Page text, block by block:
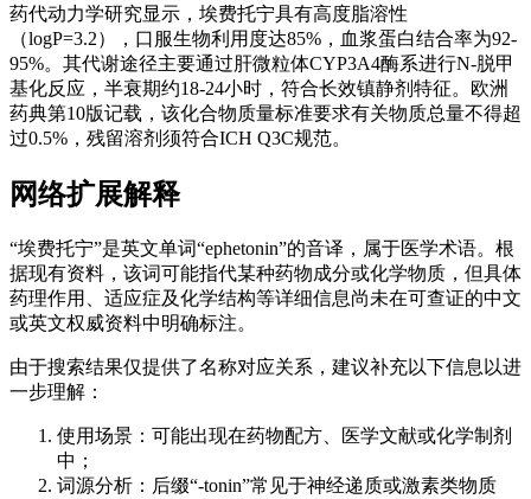
药代动力学研究显示，埃费托宁具有高度脂溶性
（logP=3.2），口服生物利用度达85%，血浆蛋白结合率为92-
95%。其代谢途径主要通过肝微粒体CYP3A4酶系进行N-脱甲
基化反应，半衰期约18-24小时，符合长效镇静剂特征。欧洲
药典第10版记载，该化合物质量标准要求有关物质总量不得超
过0.5%，残留溶剂须符合ICH Q3C规范。
网络扩展解释
“埃费托宁”是英文单词“ephetonin”的音译，属于医学术语。根
据现有资料，该词可能指代某种药物成分或化学物质，但具体
药理作用、适应症及化学结构等详细信息尚未在可查证的中文
或英文权威资料中明确标注。
由于搜索结果仅提供了名称对应关系，建议补充以下信息以进
一步理解：
使用场景：可能出现在药物配方、医学文献或化学制剂
中；
词源分析：后缀“-tonin”常见于神经递质或激素类物质